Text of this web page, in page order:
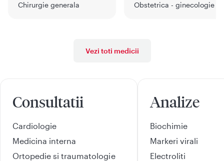
Chirurgie generala
Obstetrica - ginecologie
Vezi toti medicii
Consultatii
Cardiologie
Medicina interna
Ortopedie si traumatologie
Analize
Biochimie
Markeri virali
Electroliti